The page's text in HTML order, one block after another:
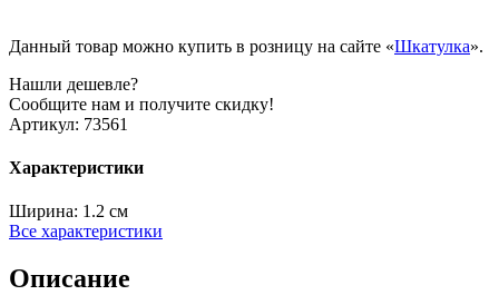
Данный товар можно купить в розницу на сайте «Шкатулка».
Нашли дешевле?
Сообщите нам и получите скидку!
Артикул: 73561
Характеристики
Ширина: 1.2 см
Все характеристики
Описание